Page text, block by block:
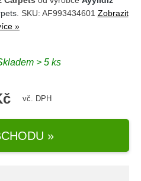
. SKU: AF993434601 Zobrazit
»
> 5 ks
vč. DPH
»